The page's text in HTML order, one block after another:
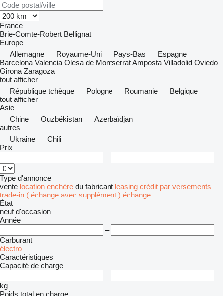
France
Brie-Comte-Robert Bellignat
Europe
Allemagne
Royaume-Uni Pays-Bas
Espagne
Barcelona Valencia Olesa de MontserratAmposta Villadolid Oviedo
Girona Zaragoza
tout afficher
République tchèque
Pologne Roumanie
Belgique
tout afficher
Asie
Chine
Ouzbékistan
Azerbaïdjan
autres
Ukraine
Chili
Prix
–
Type d'annonce
vente location enchère du fabricant leasing crédit par versements
trade-in ( échange avec supplément ) échange
État
neuf d'occasion
Année
–
Carburant
électro
Caractéristiques
Capacité de charge
–
kg
Poids total en charge